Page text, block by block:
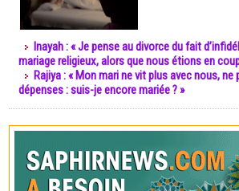
Inayah : « Je pense au divorce du fait
mariage religieux, alors que nous étions en
Rajiya : « Mon mari ne vit plus avec nous,
dépenses : suis-je encore mariée ? »